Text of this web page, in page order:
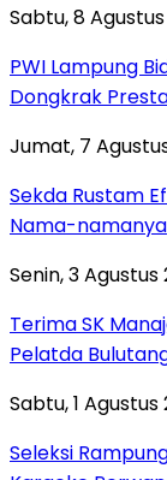
Sabtu, 8 Agustus
PWI Lampung
Dongkrak
Jumat, 7
Sekda Rustam
Nama-namanya
Senin, 3 Agustus
Terima SK
Pelatda
Sabtu, 1
Seleksi